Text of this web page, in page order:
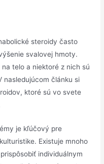
steroidy často
svalovej hmoty.
telo a niektoré z nich sú
nasledujúcom článku si
ktoré sú vo svete
je kľúčový pre
Existuje mnoho
individuálnym